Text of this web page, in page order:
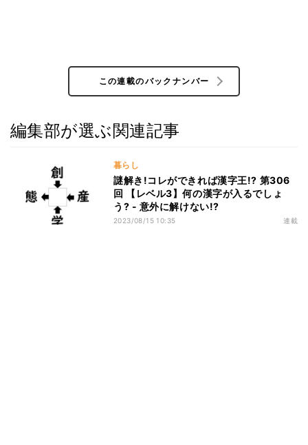
この連載のバックナンバー
編集部が選ぶ関連記事
暮らし
謎解き!コレができれば漢字王!? 第306
回 【レベル3】何の漢字が入るでしょ
う? - 意外に解けない!?
2023/08/15 10:35 連載